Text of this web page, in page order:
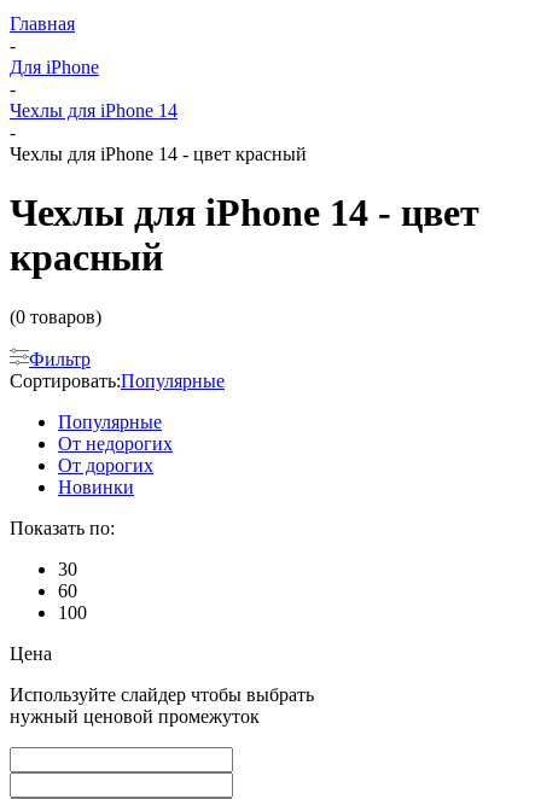
Главная
-
Для iPhone
-
Чехлы для iPhone 14
-
Чехлы для iPhone 14 - цвет красный
Чехлы для iPhone 14 - цвет
красный
(0 товаров)
Фильтр
Сортировать:Популярные
Популярные
От недорогих
От дорогих
Новинки
Показать по:
30
60
100
Цена
Используйте слайдер чтобы выбрать
нужный ценовой промежуток